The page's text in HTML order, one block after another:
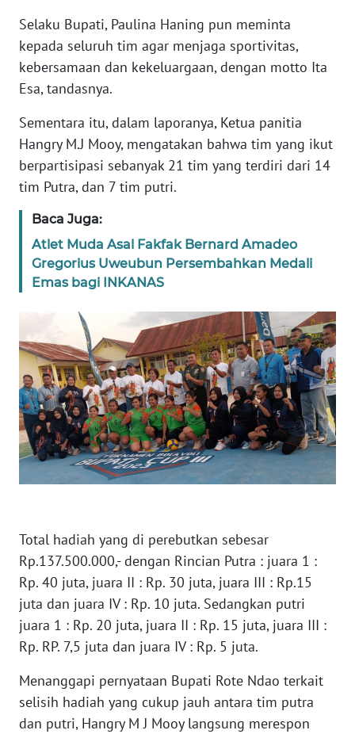
Selaku Bupati, Paulina Haning pun meminta
kepada seluruh tim agar menjaga sportivitas,
kebersamaan dan kekeluargaan, dengan motto Ita
Esa, tandasnya.
Sementara itu, dalam laporanya, Ketua panitia
Hangry M.J Mooy, mengatakan bahwa tim yang ikut
berpartisipasi sebanyak 21 tim yang terdiri dari 14
tim Putra, dan 7 tim putri.
Baca Juga:
Atlet Muda Asal Fakfak Bernard Amadeo
Gregorius Uweubun Persembahkan Medali
Emas bagi INKANAS
Total hadiah yang di perebutkan sebesar
Rp.137.500.000,- dengan Rincian Putra : juara 1 :
Rp. 40 juta, juara II : Rp. 30 juta, juara III : Rp.15
juta dan juara IV : Rp. 10 juta. Sedangkan putri
juara 1 : Rp. 20 juta, juara II : Rp. 15 juta, juara III :
Rp. RP. 7,5 juta dan juara IV : Rp. 5 juta.
Menanggapi pernyataan Bupati Rote Ndao terkait
selisih hadiah yang cukup jauh antara tim putra
dan putri, Hangry M J Mooy langsung merespon
WN
JABAR
WN
WN
NTT
KEPRI
WN
PAPUA
BARAT
WN
RIAU
WN
SERAMBI
SULTRA
WN
NTB
WN
SULTENG